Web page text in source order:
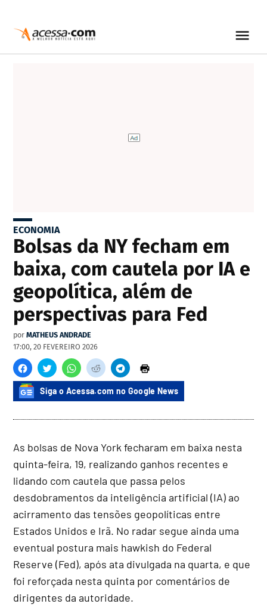
ECONOMIA
Bolsas da NY fecham em
baixa, com cautela por IA e
geopolítica, além de
perspectivas para Fed
por MATHEUS ANDRADE
17:00, 20 FEVEREIRO 2026
Siga o Acessa.com no Google News
As bolsas de Nova York fecharam em baixa nesta
quinta-feira, 19, realizando ganhos recentes e
lidando com cautela que passa pelos
desdobramentos da inteligência artificial (IA) ao
acirramento das tensões geopolíticas entre
Estados Unidos e Irã. No radar segue ainda uma
eventual postura mais hawkish do Federal
Reserve (Fed), após ata divulgada na quarta, e que
foi reforçada nesta quinta por comentários de
dirigentes da autoridade.